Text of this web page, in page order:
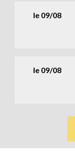
le 09/08
le 09/08